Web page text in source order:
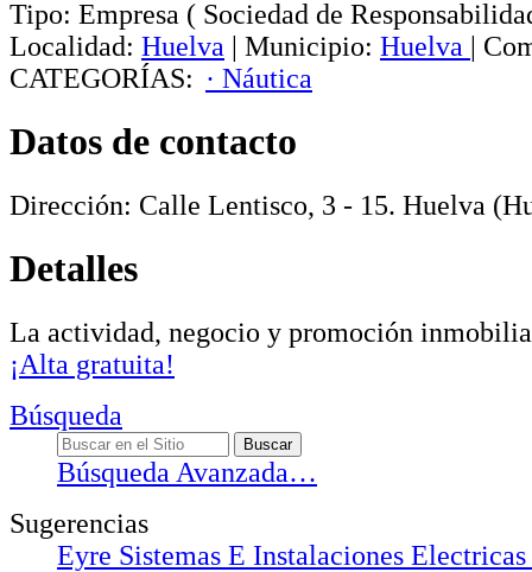
Tipo: Empresa ( Sociedad de
Localidad: Huelva | Municipio: Huelva |
CATEGORÍAS: · Náutica
Datos de contacto
Dirección: Calle Lentisco, 3 - 15. Huelva
Detalles
La actividad, negocio y promoción
¡Alta gratuita!
Búsqueda
Búsqueda Avanzada…
Sugerencias
Eyre Sistemas E Instalaciones